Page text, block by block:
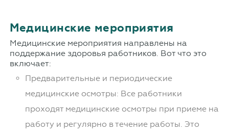
Медицинские мероприятия
Медицинские мероприятия направлены на
поддержание здоровья работников. Вот что это
включает:
Предварительные и периодические
медицинские осмотры: Все работники
проходят медицинские осмотры при приеме на
работу и регулярно в течение работы. Это